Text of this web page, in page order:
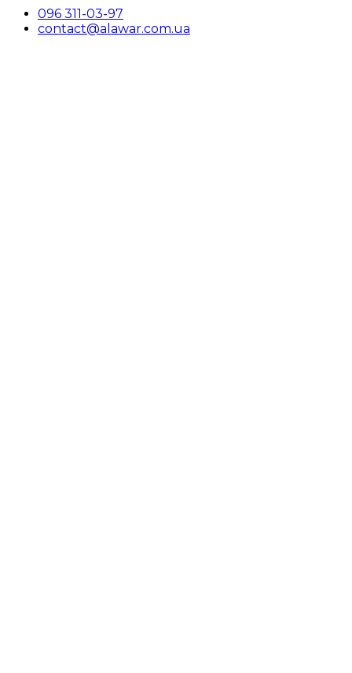
096 311-03-97
contact@alawar.com.ua